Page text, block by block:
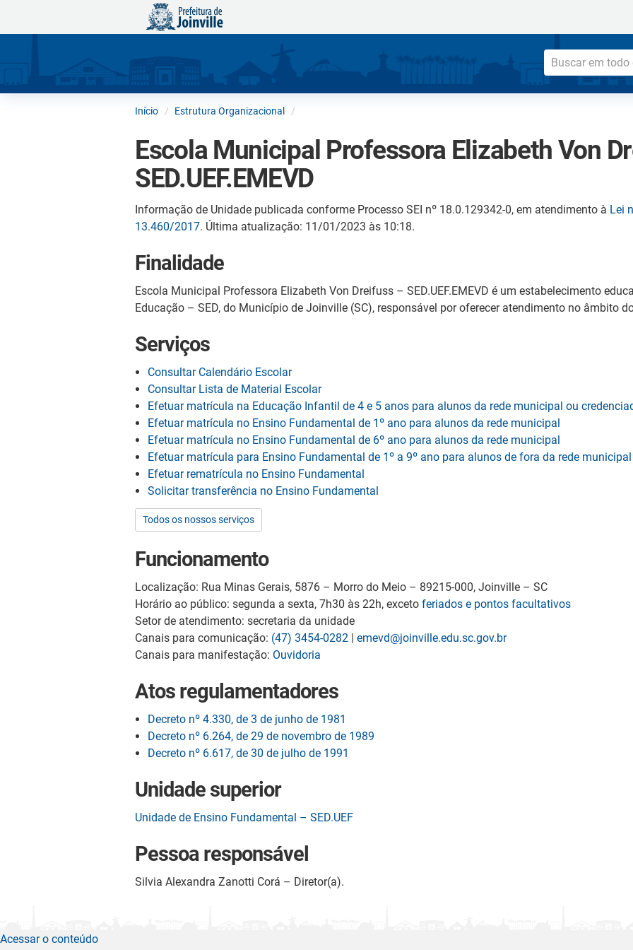
Início Estrutura Organizacional
Escola Municipal Professora Elizabeth Von
SED.UEF.EMEVD
Informação de Unidade publicada conforme Processo SEI nº 18.0.129342-0, em atendimento à Lei
13.460/2017. Última atualização: 11/01/2023 às 10:18.
Finalidade
Escola Municipal Professora Elizabeth Von Dreifuss – SED.UEF.EMEVD é um estabelecimento
Educação – SED, do Município de Joinville (SC), responsável por oferecer atendimento no âmbito
Serviços
Consultar Calendário Escolar
Consultar Lista de Material Escolar
Efetuar matrícula na Educação Infantil de 4 e 5 anos para alunos da rede municipal ou
Efetuar matrícula no Ensino Fundamental de 1º ano para alunos da rede municipal
Efetuar matrícula no Ensino Fundamental de 6º ano para alunos da rede municipal
Efetuar matrícula para Ensino Fundamental de 1º a 9º ano para alunos de fora da rede municipal
Efetuar rematrícula no Ensino Fundamental
Solicitar transferência no Ensino Fundamental
Todos os nossos serviços
Funcionamento
Localização: Rua Minas Gerais, 5876 – Morro do Meio – 89215-000, Joinville – SC
Horário ao público: segunda a sexta, 7h30 às 22h, exceto feriados e pontos facultativos
Setor de atendimento: secretaria da unidade
Canais para comunicação: (47) 3454-0282 | emevd@joinville.edu.sc.gov.br
Canais para manifestação: Ouvidoria
Atos regulamentadores
Decreto nº 4.330, de 3 de junho de 1981
Decreto nº 6.264, de 29 de novembro de 1989
Decreto nº 6.617, de 30 de julho de 1991
Unidade superior
Unidade de Ensino Fundamental – SED.UEF
Pessoa responsável
Silvia Alexandra Zanotti Corá – Diretor(a).
Acessar o conteúdo